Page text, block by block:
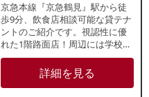
京急本線『京急鶴見』駅から徒
歩9分、飲食店相談可能な貸テナ
ントのご紹介です。視認性に優
れた1階路面店！周辺には学校や
マンションや学校があり、近隣
では大手飲食チェーン店が出店
中！ファミリー層をはじめとし
詳細を見る